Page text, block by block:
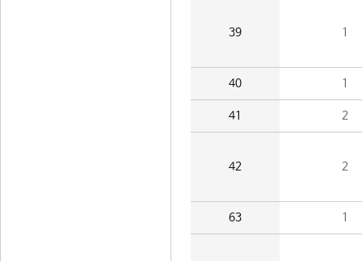
39 1
40 1
41 2
42 2
63 1